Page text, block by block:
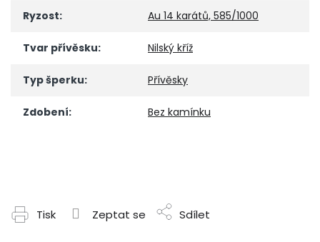
Ryzost: Au 14 karátů, 585/1000
Tvar přívěsku: Nilský kříž
Typ šperku: Přívěsky
Zdobení: Bez kamínku
Tisk Zeptat se Sdílet